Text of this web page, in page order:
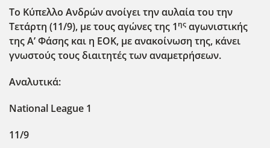
Το Κύπελλο Ανδρών ανοίγει την αυλαία του την
Τετάρτη (11/9), με τους αγώνες της 1ης αγωνιστικής
της Α’ Φάσης και η ΕΟΚ, με ανακοίνωση της, κάνει
γνωστούς τους διαιτητές των αναμετρήσεων.
Αναλυτικά:
National League 1
11/9